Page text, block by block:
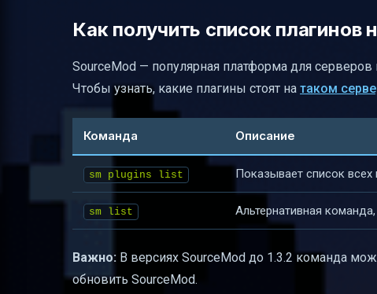
Как получить список плагинов
SourceMod — популярная платформа для
Чтобы узнать, какие плагины стоят на таком
Команда Описание
sm plugins list Показывает список всех
sm list Альтернативная
Важно: В версиях SourceMod до 1.3.2 команда
обновить SourceMod.